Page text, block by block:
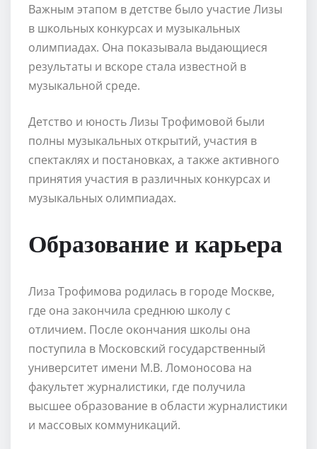
Важным этапом в детстве было участие Лизы
в школьных конкурсах и музыкальных
олимпиадах. Она показывала выдающиеся
результаты и вскоре стала известной в
музыкальной среде.
Детство и юность Лизы Трофимовой были
полны музыкальных открытий, участия в
спектаклях и постановках, а также активного
принятия участия в различных конкурсах и
музыкальных олимпиадах.
Образование и карьера
Лиза Трофимова родилась в городе Москве,
где она закончила среднюю школу с
отличием. После окончания школы она
поступила в Московский государственный
университет имени М.В. Ломоносова на
факультет журналистики, где получила
высшее образование в области журналистики
и массовых коммуникаций.